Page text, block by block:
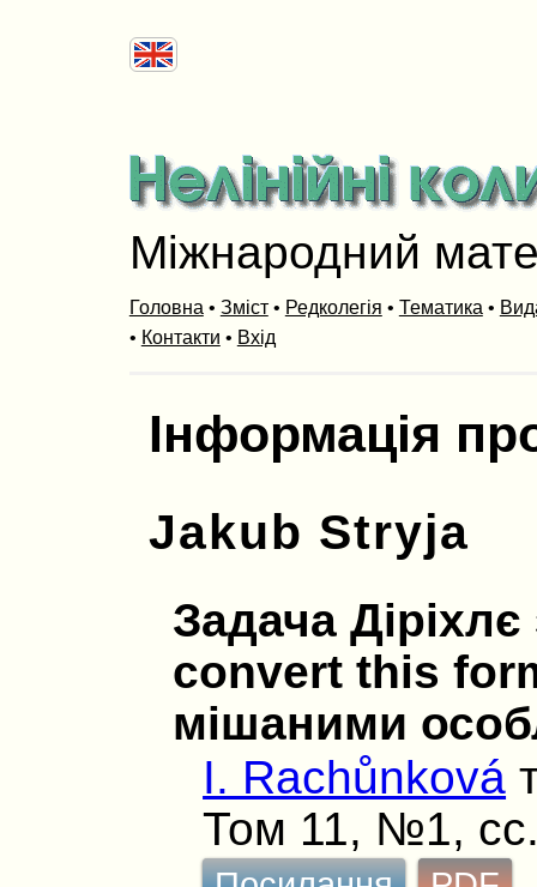
Міжнародний
Головна • Зміст• Редколегія • Тематика •
• Контакти • Вхід
Інформація
Jakub Stryja
Задача
convert this
мішаними
I. Rachůnková
Том 11, №1,